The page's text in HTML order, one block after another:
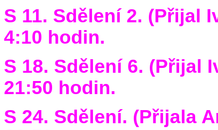
S 11. Sdělení 2. (Přijal
4:10 hodin.
S 18. Sdělení 6. (Přijal
21:50 hodin.
S 24. Sdělení. (Přijala